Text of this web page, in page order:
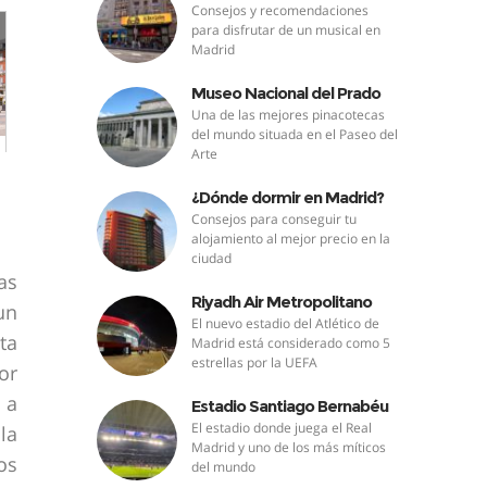
a
Consejos y recomendaciones
para disfrutar de un musical en
Madrid
Museo Nacional del Prado
Una de las mejores pinacotecas
del mundo situada en el Paseo del
Arte
¿Dónde dormir en Madrid?
Consejos para conseguir tu
alojamiento al mejor precio en la
ciudad
Riyadh Air Metropolitano
El nuevo estadio del Atlético de
Madrid está considerado como 5
estrellas por la UEFA
Estadio Santiago Bernabéu
El estadio donde juega el Real
Madrid y uno de los más míticos
del mundo